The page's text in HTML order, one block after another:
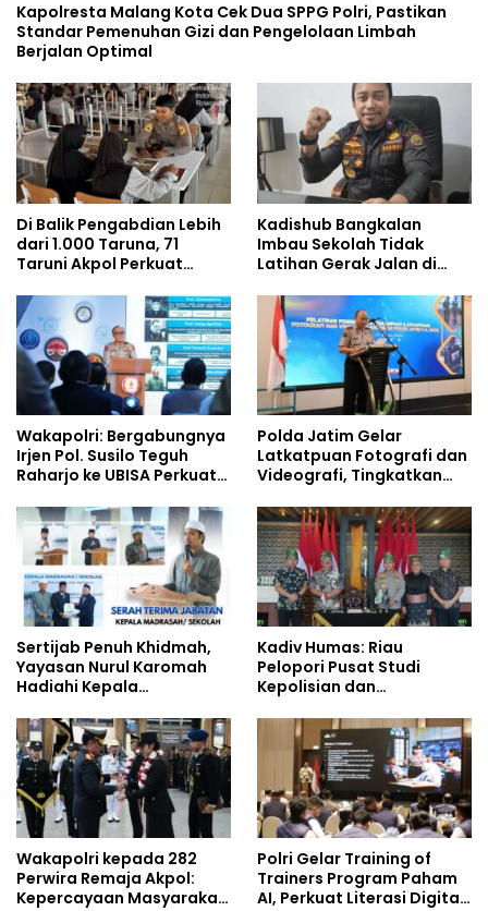
Kapolresta Malang Kota Cek Dua SPPG Polri, Pastikan
Standar Pemenuhan Gizi dan Pengelolaan Limbah
Berjalan Optimal
Di Balik Pengabdian Lebih
dari 1.000 Taruna, 71
Taruni Akpol Perkuat
Siswa Sekolah Rakyat
Kadishub Bangkalan
Imbau Sekolah Tidak
Latihan Gerak Jalan di
Wakapolri: Bergabungnya
Irjen Pol. Susilo Teguh
Raharjo ke UBISA Perkuat
Studi Kepolisian
Polda Jatim Gelar
Latkatpuan Fotografi dan
Videografi, Tingkatkan
Era Digital
Sertijab Penuh Khidmah,
Yayasan Nurul Karomah
Hadiahi Kepala
Umrah
Kadiv Humas: Riau
Pelopori Pusat Studi
Kepolisian dan
Policing Masuki Babak
Wakapolri kepada 282
Perwira Remaja Akpol:
Kepercayaan Masyarakat
Polri Gelar Training of
Trainers Program Paham
AI, Perkuat Literasi Digital